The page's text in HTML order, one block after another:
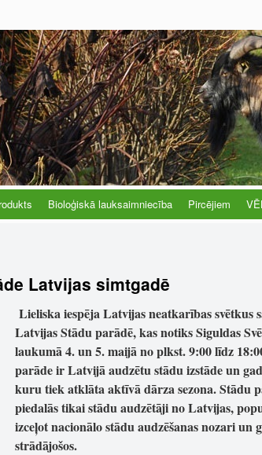
Bioloģiskā lauksaimniecība Pircējiem
Latvijas simtgadē
Lieliska iespēja Latvijas neatkarības svētkus
Latvijas Stādu parādē, kas notiks Siguldas
laukumā 4. un 5. maijā no plkst. 9:00 līdz
parāde ir Latvijā audzētu stādu izstāde un
kuru tiek atklāta aktīvā dārza sezona. Stādu
piedalās tikai stādu audzētāji no Latvijas,
izceļot nacionālo stādu audzēšanas nozari un
strādājošos.